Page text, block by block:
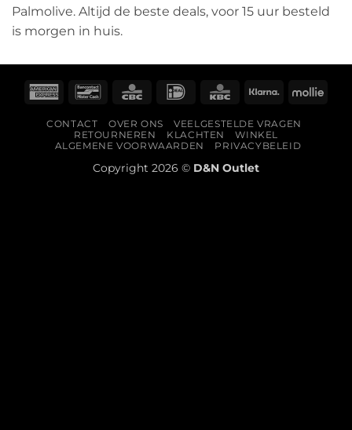
Palmolive. Altijd de beste deals, voor 15 uur besteld
is morgen in huis.
American BancontactCBC IDeal KBC Klarna
CONTACT OVER ONS
VEELGESTELDE VRAGEN
RETOURNEREN
KLACHTEN
WINKEL
ALGEMENE VOORWAARDEN
PRIVACYBELEID
Copyright 2026 © D&N Outlet